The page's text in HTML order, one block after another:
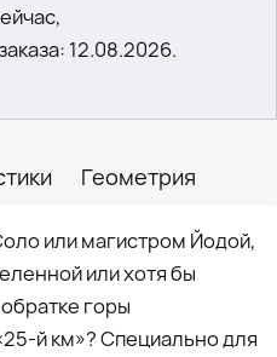
Геометрия
или магистром Йодой,
или хотя бы
горы
й км»? Специально для
12.08.2026.